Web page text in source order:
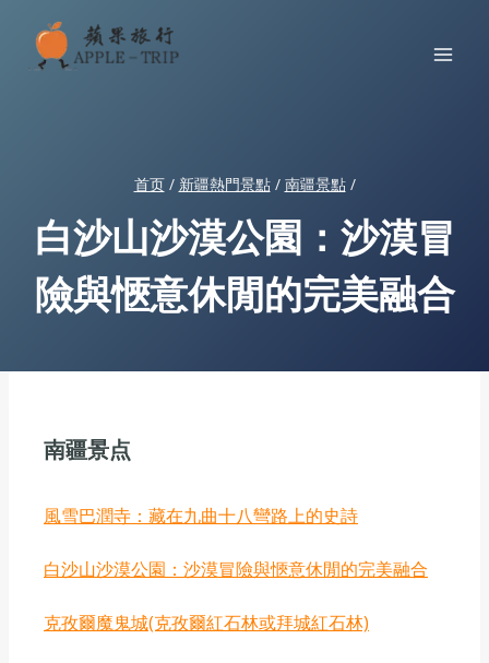
首页 / 新疆熱門景點 / 南疆景點 /
白沙山沙漠公園：沙漠冒
險與愜意休閒的完美融合
南疆景点
風雪巴潤寺：藏在九曲十八彎路上的史詩
白沙山沙漠公園：沙漠冒險與愜意休閒的完美融合
克孜爾魔鬼城(克孜爾紅石林或拜城紅石林)